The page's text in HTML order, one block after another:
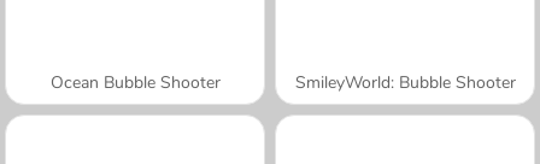
Ocean Bubble Shooter SmileyWorld: Bubble Shooter